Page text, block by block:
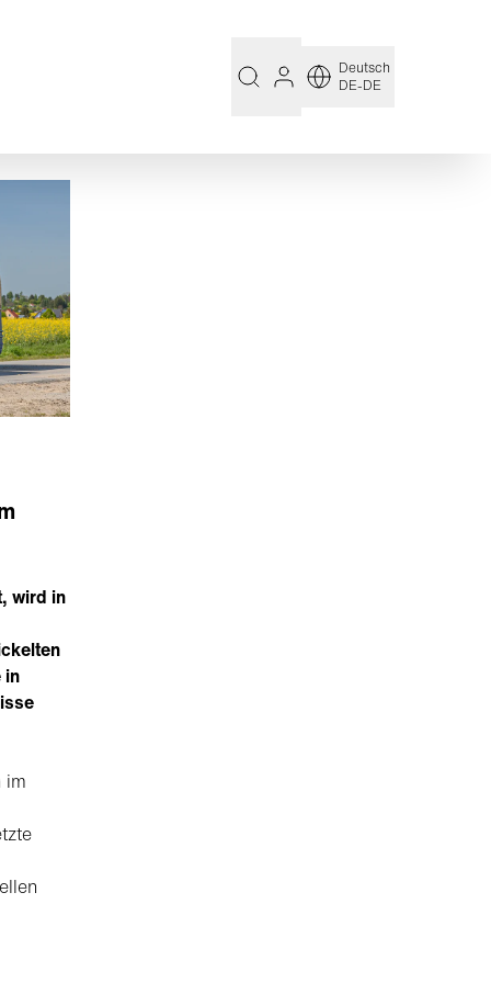
Deutsch
DE-DE
wird in
in
im